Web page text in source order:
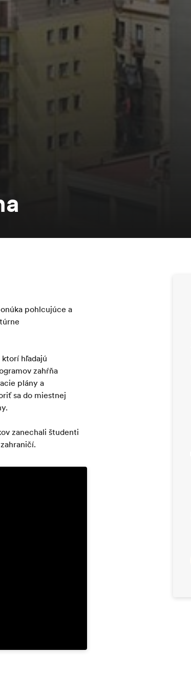
pohlcujúce a
ktorí hľadajú
zahŕňa
plány a
sa do miestnej
zanechali študenti